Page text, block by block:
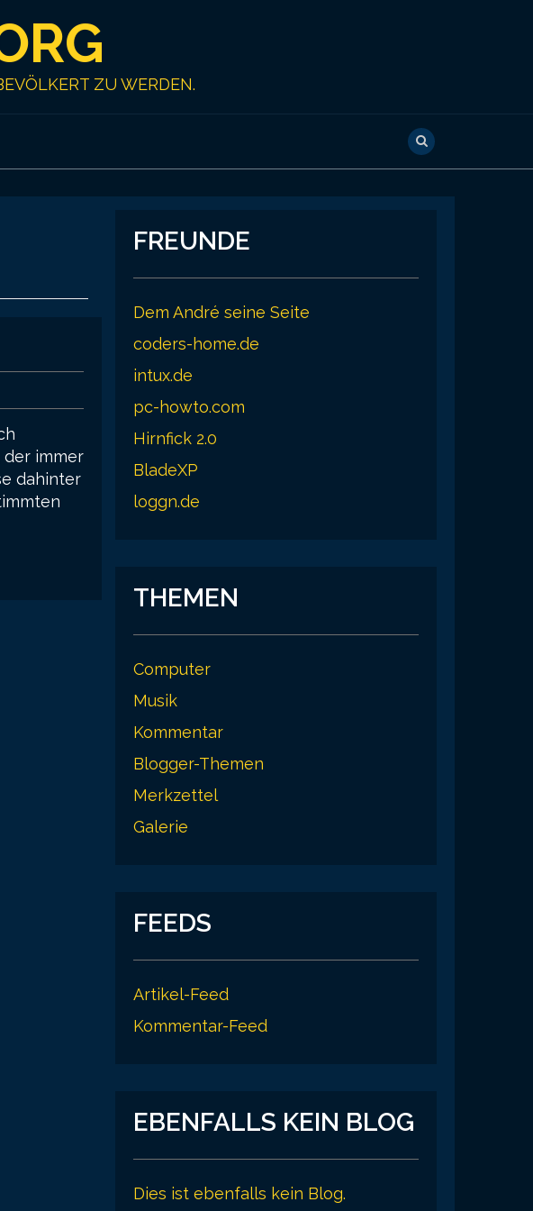
ZU WERDEN.
der immer
dahinter
FREUNDE
Dem André seine Seite
coders-home.de
intux.de
pc-howto.com
Hirnfick 2.0
BladeXP
loggn.de
THEMEN
Computer
Musik
Kommentar
Blogger-Themen
Merkzettel
Galerie
FEEDS
Artikel-Feed
Kommentar-Feed
EBENFALLS KEIN BLOG
Dies ist ebenfalls kein Blog.